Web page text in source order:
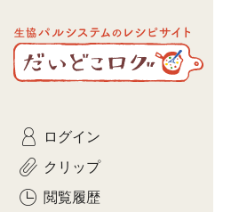
生協パルシステムのレシピ
サイト
だいどこログ
ログイン
クリップ
閲覧履歴